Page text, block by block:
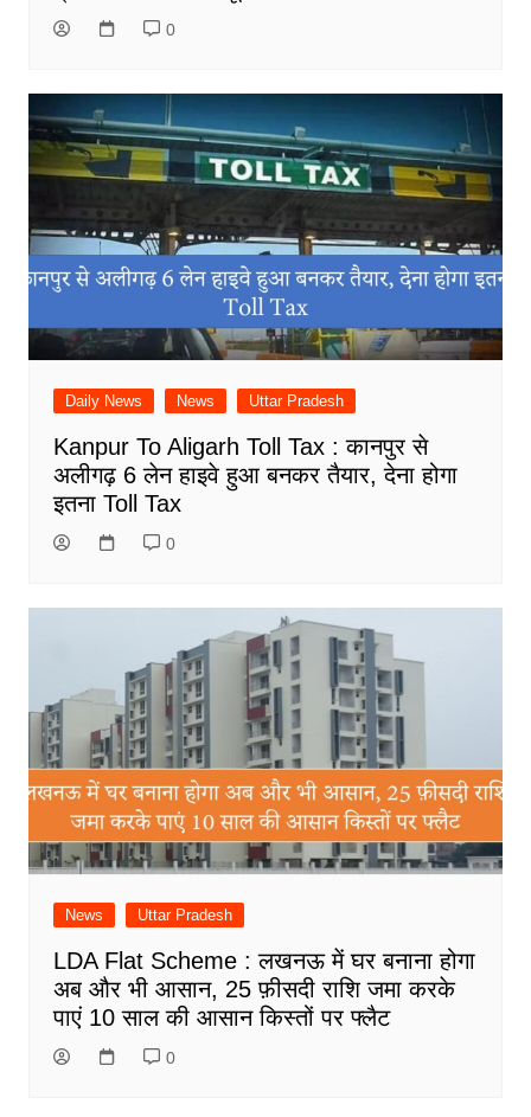
0
Daily News News Uttar Pradesh
Kanpur To Aligarh Toll Tax : कानपुर से
अलीगढ़ 6 लेन हाइवे हुआ बनकर तैयार, देना होगा
इतना Toll Tax
0
News Uttar Pradesh
LDA Flat Scheme : लखनऊ में घर बनाना होगा
अब और भी आसान, 25 फ़ीसदी राशि जमा करके
पाएं 10 साल की आसान किस्तों पर फ्लैट
0